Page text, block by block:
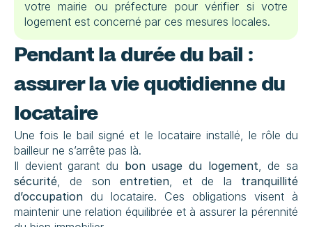
votre mairie ou préfecture pour vérifier si votre
logement est concerné par ces mesures locales.
Pendant la durée du bail :
assurer la vie quotidienne du
locataire
Une fois le bail signé et le locataire installé, le rôle du
bailleur ne s’arrête pas là.
Il devient garant du bon usage du logement
sécurité, de son entretien, et de la tranquillité
d’occupation du locataire. Ces obligations visent à
maintenir une relation équilibrée et à assurer la pérennité